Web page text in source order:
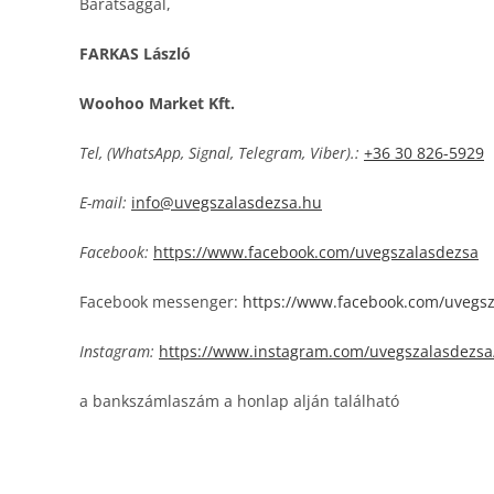
FARKAS László
Woohoo Market Kft.
Tel, (WhatsApp, Signal, Telegram, Viber).: +36 30 826-5929
E-mail: info@uvegszalasdezsa.hu
Facebook: https://www.facebook.com/uvegszalasdezsa
Facebook messenger: https://www.facebook.com/
Instagram: https://www.instagram.com/
a bankszámlaszám a honlap alján található